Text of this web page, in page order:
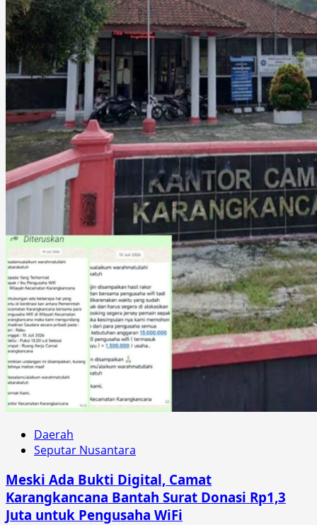
Daerah
Seputar Nusantara
Meski Ada Bukti Digital, Camat
Karangkancana Bantah Surat Donasi Rp1,3
Juta untuk Pengusaha WiFi